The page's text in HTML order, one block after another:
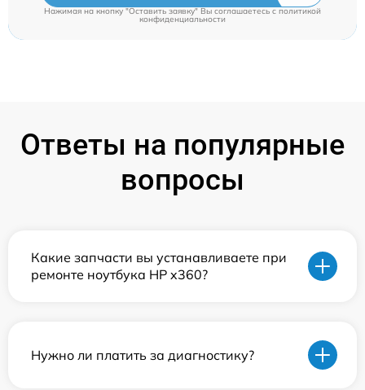
Нажимая на кнопку "Оставить заявку" Вы соглашаетесь cполитикой
конфиденциальности
Ответы на популярные
вопросы
Какие запчасти вы устанавливаете при
ремонте ноутбука HP x360?
Нужно ли платить за диагностику?